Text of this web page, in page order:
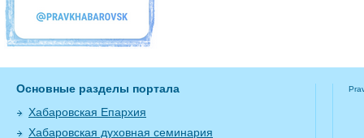
Основные разделы портала
Хабаровская Епархия
Хабаровская духовная семинария